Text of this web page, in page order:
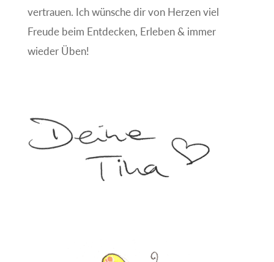
vertrauen. Ich wünsche dir von Herzen viel
Freude beim Entdecken, Erleben & immer
wieder Üben!